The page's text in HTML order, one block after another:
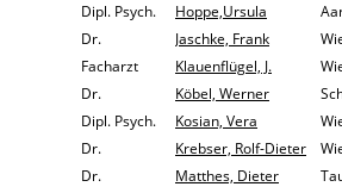
Dipl. Psych.
Dr.
Facharzt
Dr.
Dipl. Psych.
Dr.
Dr.
Hoppe,Ursula
Jaschke, Frank
Klauenflügel, J.
Köbel, Werner
Kosian, Vera
Krebser, Rolf-Dieter
Matthes, Dieter